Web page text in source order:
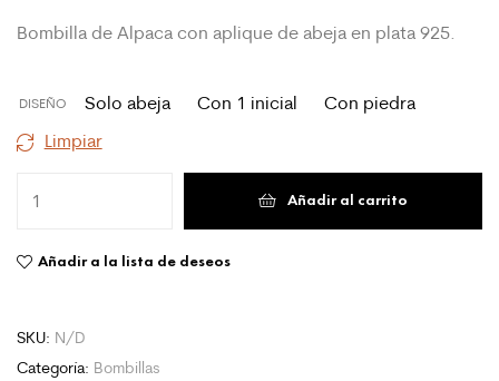
Bombilla de Alpaca con aplique de abeja en plata 925.
DISEÑO Solo abeja Con 1 inicial
Con piedra
Limpiar
Añadir al carrito
Añadir a la lista de deseos
SKU: N/D
Categoría: Bombillas